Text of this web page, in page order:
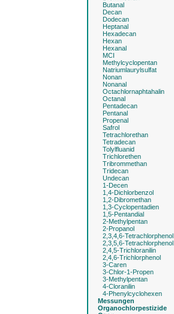
Butanal
Decan
Dodecan
Heptanal
Hexadecan
Hexan
Hexanal
MCI
Methylcyclopentan
Natriumlaurylsulfat
Nonan
Nonanal
Octachlornaphtahalin
Octanal
Pentadecan
Pentanal
Propenal
Safrol
Tetrachlorethan
Tetradecan
Tolylfluanid
Trichlorethen
Tribrommethan
Tridecan
Undecan
1-Decen
1,4-Dichlorbenzol
1,2-Dibromethan
1,3-Cyclopentadien
1,5-Pentandial
2-Methylpentan
2-Propanol
2,3,4,6-Tetrachlorphenol
2,3,5,6-Tetrachlorphenol
2,4,5-Trichloranilin
2,4,6-Trichlorphenol
3-Caren
3-Chlor-1-Propen
3-Methylpentan
4-Cloranilin
4-Phenylcyclohexen
Messungen
Organochlorpestizide